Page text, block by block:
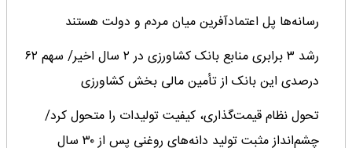
رسانه‌ها پل اعتمادآفرین میان مردم و دولت هستند
رشد ۳ برابری منابع بانک کشاورزی در ۲ سال اخیر/ سهم ۶۲
درصدی این بانک از تأمین مالی بخش کشاورزی
تحول نظام قیمت‌گذاری، کیفیت تولیدات را متحول کرد/
چشم‌انداز مثبت تولید دانه‌های روغنی پس از ۳۰ سال